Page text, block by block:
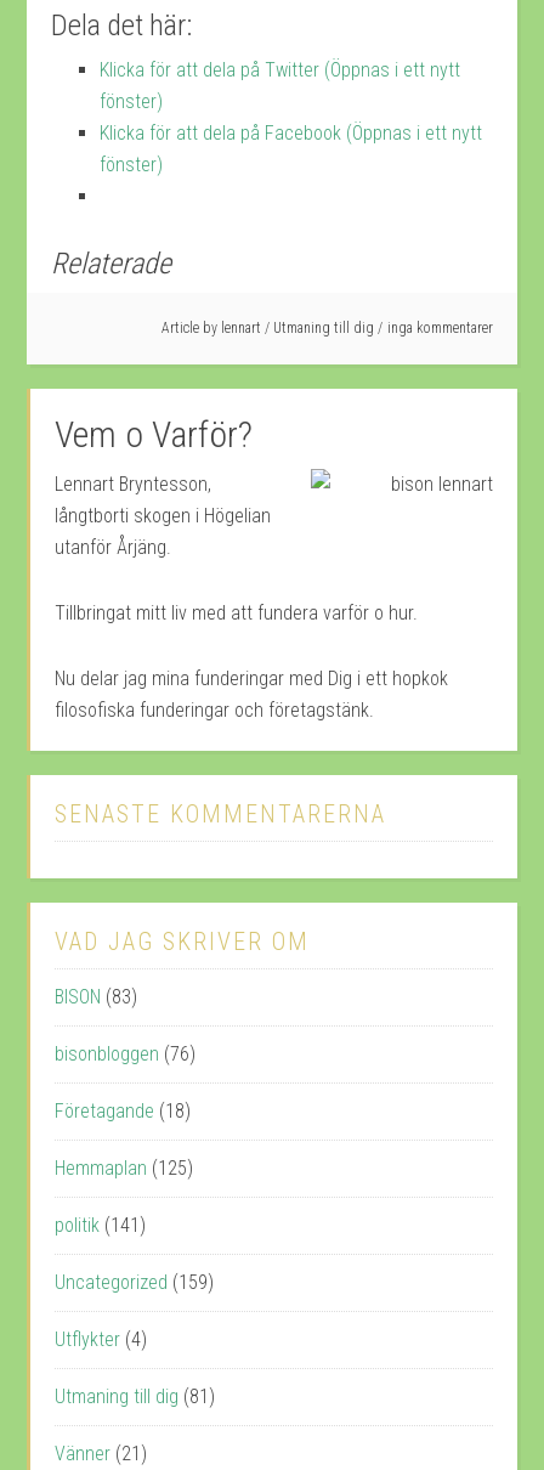
Dela det här:
Klicka för att dela på Twitter (Öppnas i ett nytt
fönster)
Klicka för att dela på Facebook (Öppnas i ett nytt
fönster)
Relaterade
Article by lennart / Utmaning till dig inga kommentarer
Vem o Varför?
Lennart Bryntesson,
långtborti skogen i Högelian
utanför Årjäng.
Tillbringat mitt liv med att fundera varför o hur.
Nu delar jag mina funderingar med Dig i ett hopkok
filosofiska funderingar och företagstänk.
SENASTE KOMMENTARERNA
VAD JAG SKRIVER OM
BISON (83)
bisonbloggen (76)
Företagande (18)
Hemmaplan (125)
politik (141)
Uncategorized (159)
Utflykter (4)
Utmaning till dig (81)
Vänner (21)